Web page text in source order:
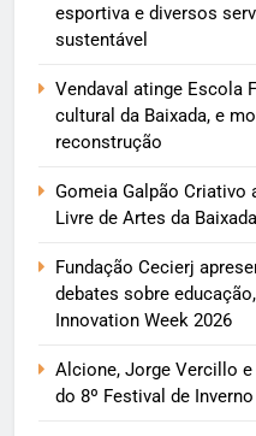
esportiva e diversos
sustentável
Vendaval atinge Escola
cultural da Baixada, e
reconstrução
Gomeia Galpão Criativo
Livre de Artes da
Fundação Cecierj
debates sobre
Innovation Week 2026
Alcione, Jorge Vercillo
do 8º Festival de